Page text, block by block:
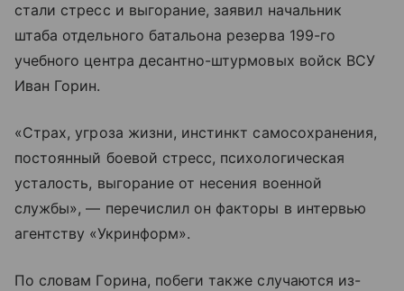
стали стресс и выгорание, заявил начальник
штаба отдельного батальона резерва 199-го
учебного центра десантно-штурмовых войск ВСУ
Иван Горин.
«Страх, угроза жизни, инстинкт самосохранения,
постоянный боевой стресс, психологическая
усталость, выгорание от несения военной
службы», — перечислил он факторы в интервью
агентству «Укринформ».
По словам Горина, побеги также случаются из-